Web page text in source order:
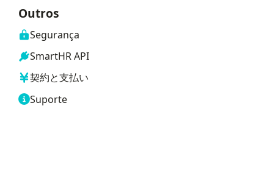
Outros
Segurança
SmartHR API
契約と支払い
Suporte